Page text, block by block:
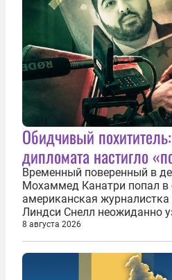
Обидчивый
дипломата настигло
Временный поверенный в
Мохаммед Канатри попал в
американская
Линдси Снелл неожиданно
бандитов, похитивших ее в
2016 году. Журналистка
то время известный под
8 августа 2026